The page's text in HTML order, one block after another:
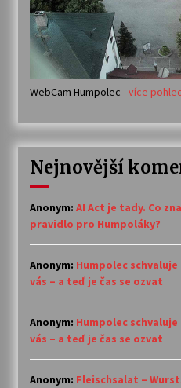
WebCam Humpolec -více
Nejnovější
Anonym: AI Act je tady. Co
pravidlo pro Humpoláky?
Anonym: Humpolec
vás – a teď je čas se ozvat
Anonym: Humpolec
vás – a teď je čas se ozvat
Anonym: Fleischsalat –